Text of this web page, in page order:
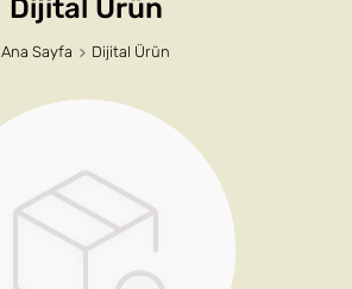
Dijital Ürün
Ana Sayfa Dijital Ürün